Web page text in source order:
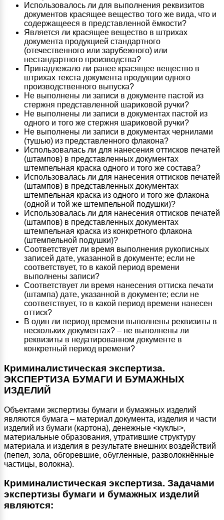
Использовалось ли для выполнения реквизитов
документов красящее вещество того же вида, что и
содержащееся в представленной ёмкости?
Является ли красящее вещество в штрихах
документа продукцией стандартного
(отечественного или зарубежного) или
нестандартного производства?
Принадлежало ли ранее красящее вещество в
штрихах текста документа продукции одного
производственного выпуска?
Не выполнены ли записи в документе пастой из
стержня представленной шариковой ручки?
Не выполнены ли записи в документах пастой из
одного и того же стержня шариковой ручки?
Не выполнены ли записи в документах чернилами
(тушью) из представленного флакона?
Использовалась ли для нанесения оттисков печатей
(штампов) в представленных документах
штемпельная краска одного и того же состава?
Использовалась ли для нанесения оттисков печатей
(штампов) в представленных документах
штемпельная краска из одного и того же флакона
(одной и той же штемпельной подушки)?
Использовалась ли для нанесения оттисков печатей
(штампов) в представленных документах
штемпельная краска из конкретного флакона
(штемпельной подушки)?
Соответствует ли время выполнения рукописных
записей дате, указанной в документе; если не
соответствует, то в какой период времени
выполнены записи?
Соответствует ли время нанесения оттиска печати
(штампа) дате, указанной в документе; если не
соответствует, то в какой период времени нанесен
оттиск?
В один ли период времени выполнены реквизиты в
нескольких документах? – не выполнены ли
реквизиты в недатированном документе в
конкретный период времени?
Криминалистическая экспертиза.
ЭКСПЕРТИЗА БУМАГИ И БУМАЖНЫХ
ИЗДЕЛИЙ
Объектами экспертизы бумаги и бумажных изделий
являются бумага – материал документа, изделия и части
изделий из бумаги (картона), денежные <куклы>,
материальные образования, утратившие структуру
материала и изделия в результате внешних воздействий
(пепел, зола, обгоревшие, обугленные, разволокнённые
частицы, волокна).
Криминалистическая экспертиза. Задачами
экспертизы бумаги и бумажных изделий
являются: